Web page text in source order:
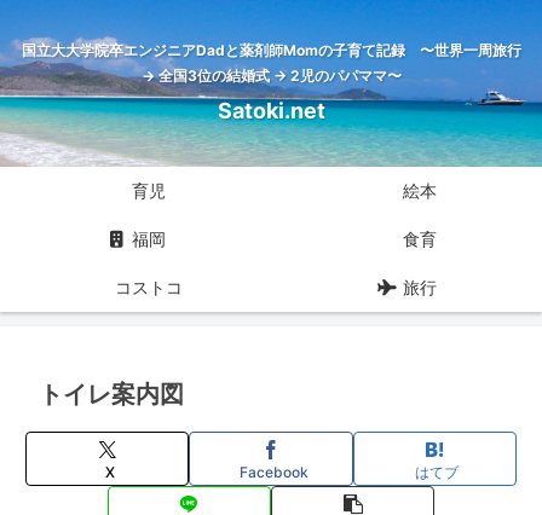
国立大大学院卒エンジニアDadと薬剤師Momの子育て記録 〜世界一周旅行
→ 全国3位の結婚式 → 2児のパパママ〜
Satoki.net
育児 絵本
福岡 食育
コストコ 旅行
トイレ案内図
X Facebook はてブ